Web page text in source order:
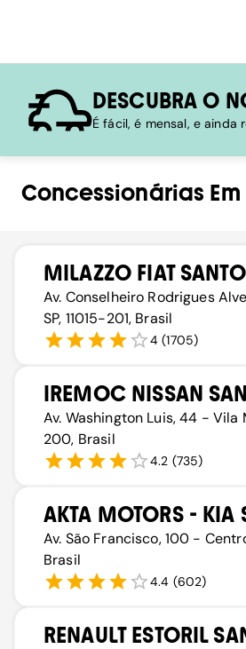
DESCUBRA O
É fácil, é mensal, e ainda
Concessionárias Em
MILAZZO FIAT
Av. Conselheiro Rodrigues
SP, 11015-201, Brasil
4 (1705)
IREMOC NISSAN
Av. Washington Luis, 44 - Vila
200, Brasil
4.2 (735)
AKTA MOTORS - KIA
Av. São Francisco, 100 -
Brasil
4.4 (602)
RENAULT ESTORIL